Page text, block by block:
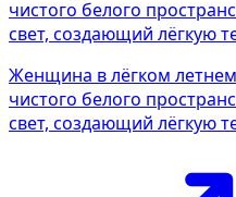
Женщина в лёгком
чистого белого
свет, создающий лёгкую